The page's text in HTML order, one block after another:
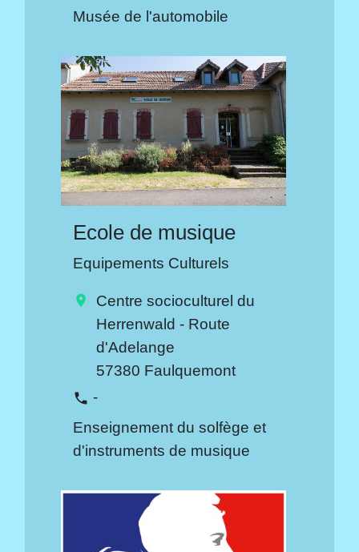
Musée de l'automobile
Ecole de musique
Equipements Culturels
location_on
Centre socioculturel du
Herrenwald - Route
d'Adelange
57380 Faulquemont
phone -
Enseignement du solfège et
d'instruments de musique